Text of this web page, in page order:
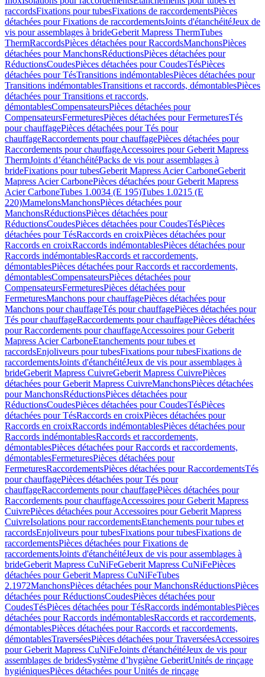
raccordsFixations pour tubesFixations de raccordementsPièces
détachées pour Fixations de raccordementsJoints d'étanchéitéJeux de
vis pour assemblages à brideGeberit Mapress ThermTubes
ThermRaccordsPièces détachées pour RaccordsManchonsPièces
détachées pour ManchonsRéductionsPièces détachées pour
RéductionsCoudesPièces détachées pour CoudesTésPièces
détachées pour TésTransitions indémontablesPièces détachées pour
Transitions indémontablesTransitions et raccords, démontablesPièces
détachées pour Transitions et raccords,
démontablesCompensateursPièces détachées pour
CompensateursFermeturesPièces détachées pour FermeturesTés
pour chauffagePièces détachées pour Tés pour
chauffageRaccordements pour chauffagePièces détachées pour
Raccordements pour chauffageAccessoires pour Geberit Mapress
ThermJoints d’étanchéitéPacks de vis pour assemblages à
brideFixations pour tubesGeberit Mapress Acier CarboneGeberit
Mapress Acier CarbonePièces détachées pour Geberit Mapress
Acier CarboneTubes 1.0034 (E 195)Tubes 1.0215 (E
220)MamelonsManchonsPièces détachées pour
ManchonsRéductionsPièces détachées pour
RéductionsCoudesPièces détachées pour CoudesTésPièces
détachées pour TésRaccords en croixPièces détachées pour
Raccords en croixRaccords indémontablesPièces détachées pour
Raccords indémontablesRaccords et raccordements,
démontablesPièces détachées pour Raccords et raccordements,
démontablesCompensateursPièces détachées pour
CompensateursFermeturesPièces détachées pour
FermeturesManchons pour chauffagePièces détachées pour
Manchons pour chauffageTés pour chauffagePièces détachées pour
Tés pour chauffageRaccordements pour chauffagePièces détachées
pour Raccordements pour chauffageAccessoires pour Geberit
Mapress Acier CarboneEtanchements pour tubes et
raccordsEnjoliveurs pour tubesFixations pour tubesFixations de
raccordementsJoints d'étanchéitéJeux de vis pour assemblages à
brideGeberit Mapress CuivreGeberit Mapress CuivrePièces
détachées pour Geberit Mapress CuivreManchonsPièces détachées
pour ManchonsRéductionsPièces détachées pour
RéductionsCoudesPièces détachées pour CoudesTésPièces
détachées pour TésRaccords en croixPièces détachées pour
Raccords en croixRaccords indémontablesPièces détachées pour
Raccords indémontablesRaccords et raccordements,
démontablesPièces détachées pour Raccords et raccordements,
démontablesFermeturesPièces détachées pour
FermeturesRaccordementsPièces détachées pour RaccordementsTés
pour chauffagePièces détachées pour Tés pour
chauffageRaccordements pour chauffagePièces détachées pour
Raccordements pour chauffageAccessoires pour Geberit Mapress
CuivrePièces détachées pour Accessoires pour Geberit Mapress
CuivreIsolations pour raccordementsEtanchements pour tubes et
raccordsEnjoliveurs pour tubesFixations pour tubesFixations de
raccordementsPièces détachées pour Fixations de
raccordementsJoints d'étanchéitéJeux de vis pour assemblages à
brideGeberit Mapress CuNiFeGeberit Mapress CuNiFePièces
détachées pour Geberit Mapress CuNiFeTubes
2.1972ManchonsPièces détachées pour ManchonsRéductionsPièces
détachées pour RéductionsCoudesPièces détachées pour
CoudesTésPièces détachées pour TésRaccords indémontablesPièces
détachées pour Raccords indémontablesRaccords et raccordements,
démontablesPièces détachées pour Raccords et raccordements,
démontablesTraverséesPièces détachées pour TraverséesAccessoires
pour Geberit Mapress CuNiFeJoints d'étanchéitéJeux de vis pour
assemblages de bridesSystème d’hygiène GeberitUnités de rinçage
hygiéniquesPièces détachées pour Unités de rinçage